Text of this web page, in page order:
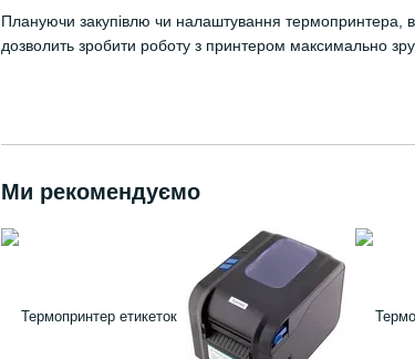
Плануючи закупівлю чи налаштування термопринтера,
дозволить зробити роботу з принтером максимально
Ми рекомендуємо